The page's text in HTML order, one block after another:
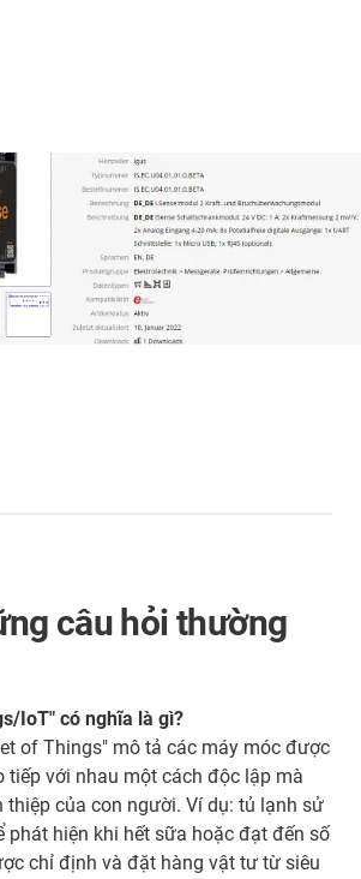
câu hỏi thường
IoT" có nghĩa là gì?
of Things" mô tả các máy móc được
tiếp với nhau một cách độc lập mà
thiệp của con người. Ví dụ: tủ lạnh sử
phát hiện khi hết sữa hoặc đạt đến số
chỉ định và đặt hàng vật tư từ siêu